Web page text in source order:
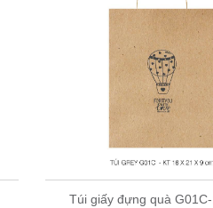
Túi giấy đựng quà